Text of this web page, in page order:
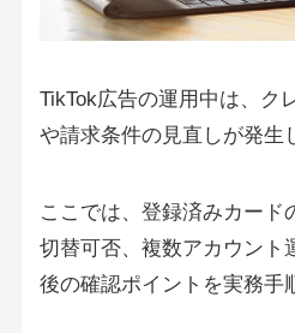
TikTok広告の運用中は、ク
や請求条件の見直しが発生
ここでは、登録済みカード
切替可否、複数アカウント
後の確認ポイントを実務手